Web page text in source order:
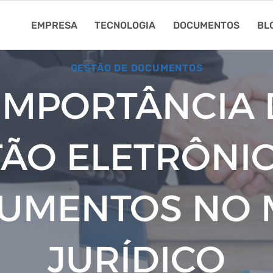
EMPRESA TECNOLOGIA DOCUMENTOS
GESTÃO DE DOCUMENTOS
NO
JURÍDICO